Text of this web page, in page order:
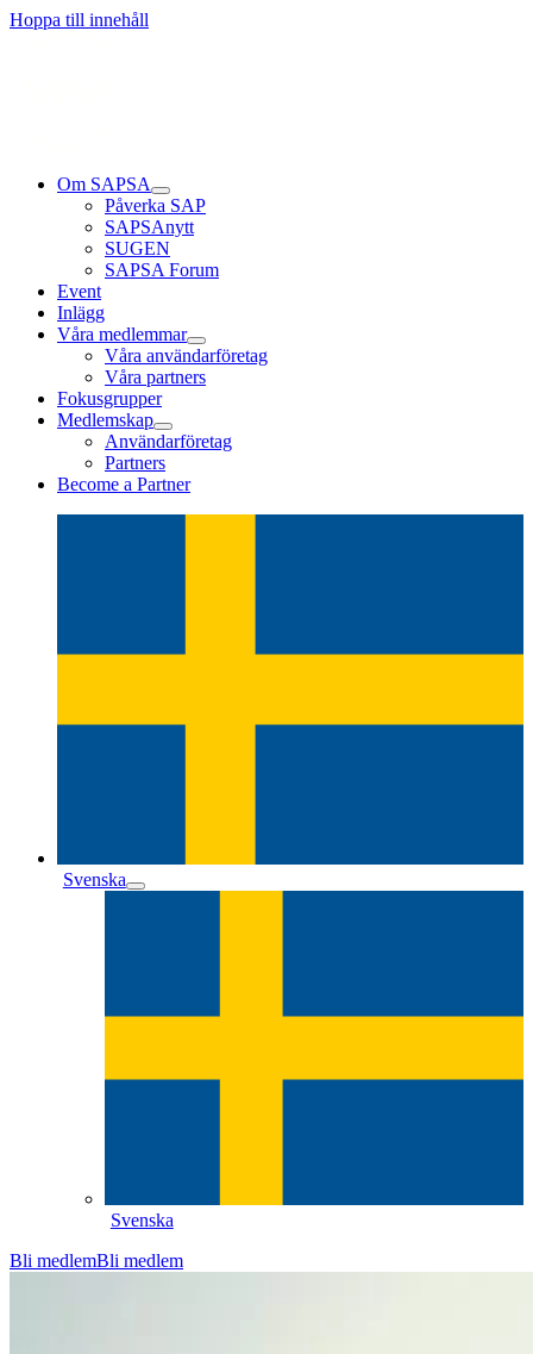
Hoppa till innehåll
Om SAPSA
Påverka SAP
SAPSAnytt
SUGEN
SAPSA Forum
Event
Inlägg
Våra medlemmar
Våra användarföretag
Våra partners
Fokusgrupper
Medlemskap
Användarföretag
Partners
Become a Partner
Svenska
Svenska
Bli medlemBli medlem